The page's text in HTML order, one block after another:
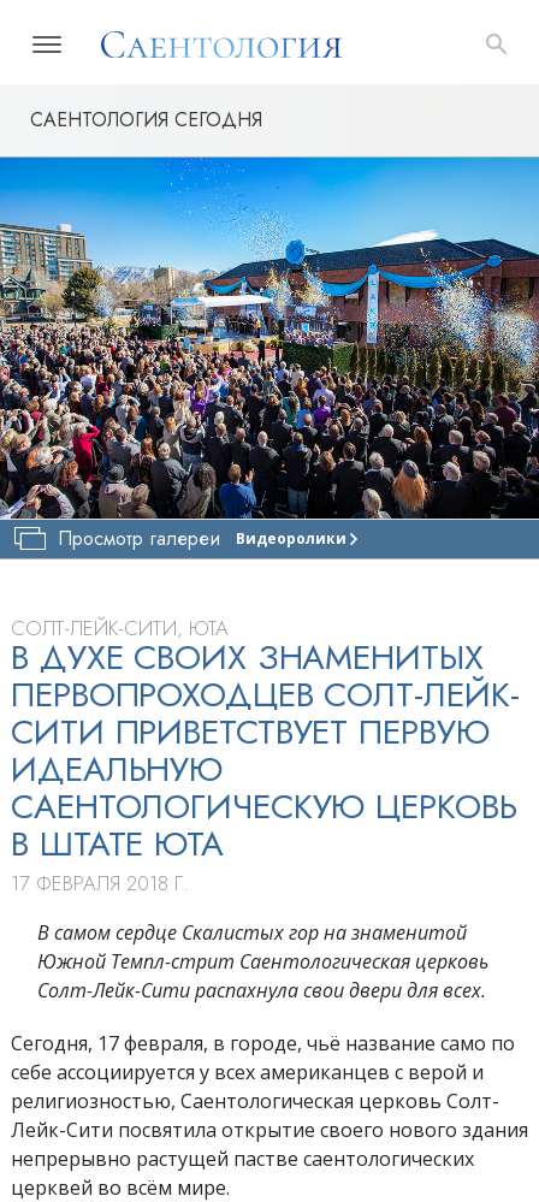
САЕНТОЛОГИЯ СЕГОДНЯ
Просмотр галереи Видеоролики
ЦЕРКОВЬ
ТУР
ТОРЖЕСТВЕННОЕ
СОЛТ-ЛЕЙК-CИТИ, ЮТА
В ДУХЕ СВОИХ ЗНАМЕНИТЫХ
ПЕРВОПРОХОДЦЕВ СОЛТ-ЛЕЙК-
СИТИ ПРИВЕТСТВУЕТ ПЕРВУЮ
ИДЕАЛЬНУЮ
САЕНТОЛОГИЧЕСКУЮ ЦЕРКОВЬ
В ШТАТЕ ЮТА
17 ФЕВРАЛЯ 2018 Г.
В самом сердце Скалистых гор на знаменитой
Южной Темпл-стрит Саентологическая церковь
Солт-Лейк-Сити распахнула свои двери для всех.
Сегодня, 17 февраля, в городе, чьё название само по
себе ассоциируется у всех американцев с верой и
религиозностью, Саентологическая церковь Солт-
Лейк-Сити посвятила открытие своего нового здания
непрерывно растущей пастве саентологических
церквей во всём мире.